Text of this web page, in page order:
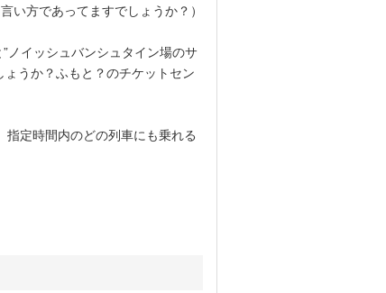
い方であってますでしょうか？）
ノイッシュバンシュタイン場のサ
うか？ふもと？のチケットセン
定時間内のどの列車にも乗れる